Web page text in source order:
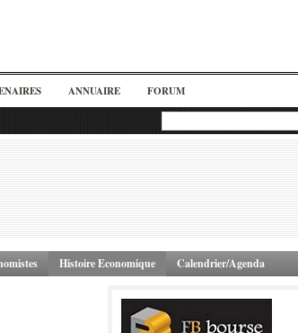
ANNUAIRE FORUM
Histoire Economique Calendrier/Agenda